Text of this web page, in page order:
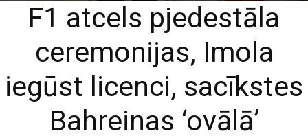
F1 atcels pjedestāla
ceremonijas, Imola
iegūst licenci, sacīkstes
Bahreinas ‘ovālā’